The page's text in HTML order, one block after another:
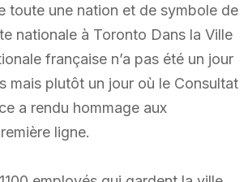
toute une nation et de symbole de
nationale à Toronto Dans la Ville
française n’a pas été un jour
mais plutôt un jour où le Consultat
a rendu hommage aux
ligne.